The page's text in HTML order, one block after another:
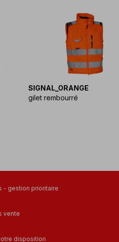
SIGNAL_ORANGE
gilet rembourré
- gestion prioritaire
vente
disposition